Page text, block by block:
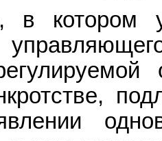
в котором